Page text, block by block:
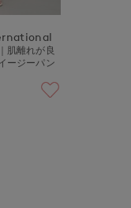
肌離れが良
ージーパン